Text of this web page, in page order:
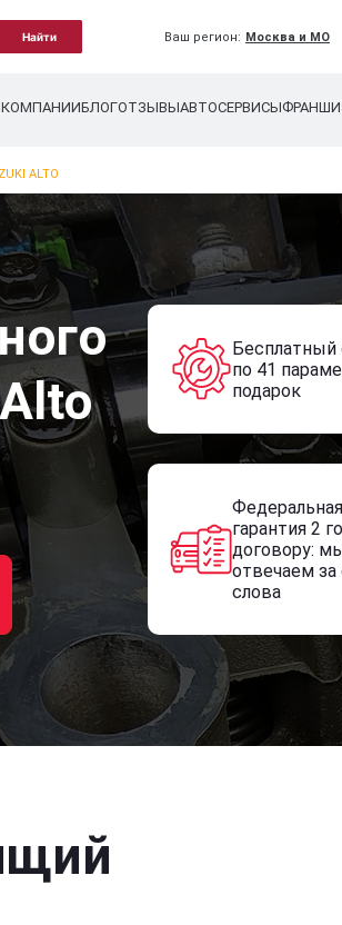
Найти Ваш регион: Москва и МО
БЛОГОТЗЫВЫАВТОСЕРВИСЫ
ALTO
Бесплатный
по 41
подарок
Федеральная
гарантия 2
договору:
отвечаем за
слова